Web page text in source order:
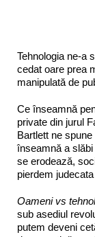
Tehnologia ne-a
cedat oare prea
manipulată de
Ce înseamnă
private din jurul
Bartlett ne
înseamnă a
se erodează,
pierdem
Oameni vs
sub asediul
putem deveni